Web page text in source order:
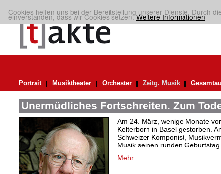
Cookies helfen uns bei der Bereitstellung unserer Dienste. Durch
einverstanden, dass wir Cookies setzen.Weitere Informationen
Portrait Musiktheater Orchester Zeitg. Musik
Unermüdliches Fortschreiten. Zum
Am 24. März, wenige Monate
Kelterborn in Basel gestorben.
Schweizer Komponist,
Musik seinen runden
Mehr...